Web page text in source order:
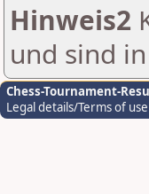
Hinweis2
und sind
Chess-Tournament-
Legal details/Terms of use